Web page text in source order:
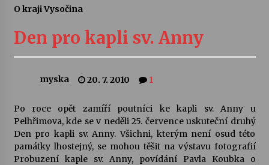
Sukuba Ensemble
4. 8. 2026
Vernisáž výstavy Josefíny Duškové: Stávám se
kapkou
Veselí muzikanti
30. 7. 2026
O kraji Vysočina
Den pro kapli sv. Anny
myska 20. 7. 2010 1
Po roce opět zamíří poutníci ke kapli sv. Anny u
Pelhřimova, kde se v neděli 25. července uskuteční druhý
Den pro kapli sv. Anny. Všichni, kterým není osud této
památky lhostejný, se mohou těšit na výstavu fotografií
Probuzení kaple sv. Anny, povídání Pavla Koubka o